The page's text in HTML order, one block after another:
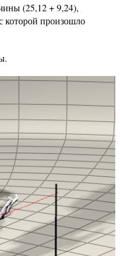
(25,12 + 9,24),
которой произошло